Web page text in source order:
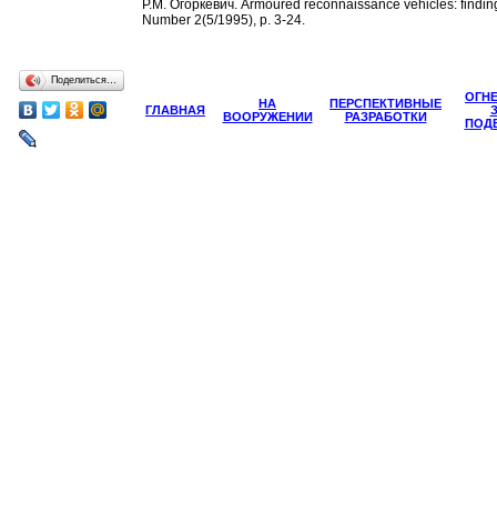
Р.М. Огоркевич. Armoured reconnaissance vehicles:
Number 2(5/1995), р. 3-24.
Поделиться…
ГЛАВНАЯ
НА
ВООРУЖЕНИИ
ПЕРСПЕКТИВНЫЕ
РАЗРАБОТКИ